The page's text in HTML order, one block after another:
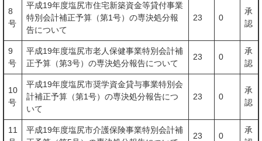
8
号
平成19年度塩尻市住宅新築資金等貸付事業
特別会計補正予算（第1号）の専決処分報
告について
23 0
承
認
9
号
平成19年度塩尻市老人保健事業特別会計補
正予算（第3号）の専決処分報告について
23 0
承
認
10
号
平成19年度塩尻市奨学資金貸与事業特別会
計補正予算（第1号）の専決処分報告につ
いて
23 0
承
認
11
平成19年度塩尻市介護保険事業特別会計補
23 0
承